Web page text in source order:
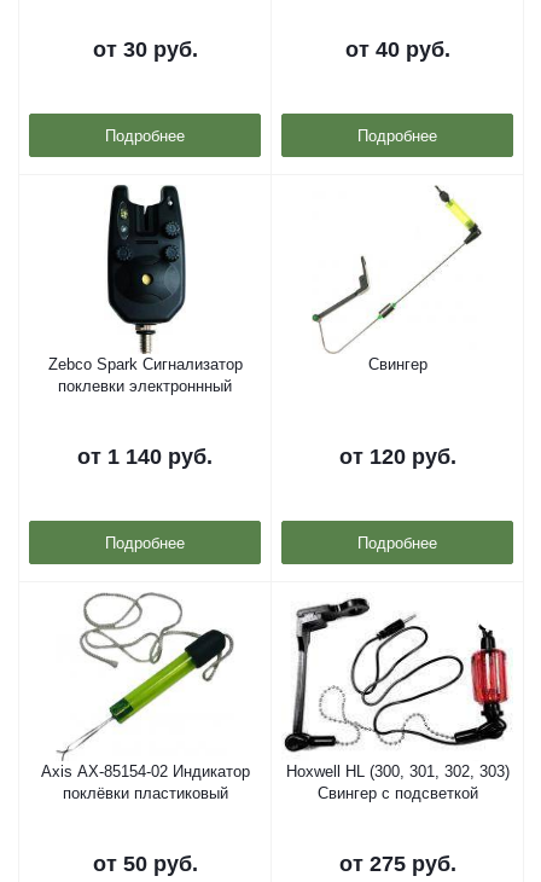
от 30 руб.
Подробнее
от 40 руб.
Подробнее
Zebco Spark Сигнализатор
поклевки электроннный
от 1 140 руб.
Подробнее
Свингер
от 120 руб.
Подробнее
Axis AX-85154-02 Индикатор
поклёвки пластиковый
от 50 руб.
Hoxwell HL (300, 301, 302, 303)
Свингер с подсветкой
от 275 руб.